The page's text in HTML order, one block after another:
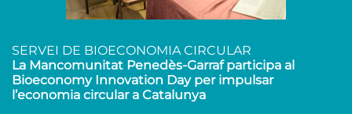
SERVEI DE BIOECONOMIA CIRCULAR
La Mancomunitat Penedès-Garraf participa al
Bioeconomy Innovation Day per impulsar
l’economia circular a Catalunya